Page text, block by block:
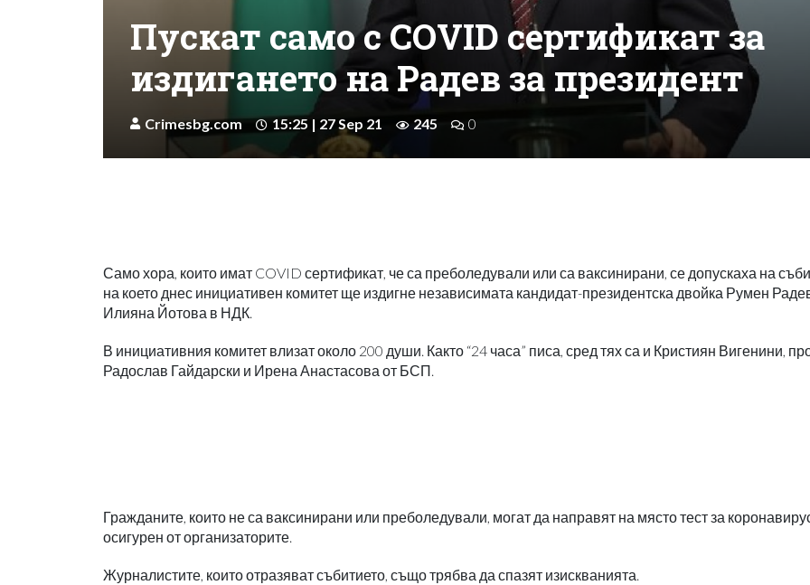
Пускат само с COVID сертификат за
издигането на Радев за президент
Crimesbg.com 15:25 | 27 Sep 21 245 0
Само хора, които имат COVID сертификат, че са преболедували или са ваксинирани, се допускаха на
на което днес инициативен комитет ще издигне независимата кандидат-президентска двойка Румен
Илияна Йотова в НДК.
В инициативния комитет влизат около 200 души. Както “24 часа” писа, сред тях са и Кристиян Вигенини,
Радослав Гайдарски и Ирена Анастасова от БСП.
Гражданите, които не са ваксинирани или преболедували, могат да направят на място тест за
осигурен от организаторите.
Журналистите, които отразяват събитието, също трябва да спазят изискванията.